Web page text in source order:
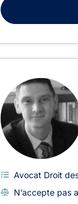
Avocat Droit
N’accepte pas